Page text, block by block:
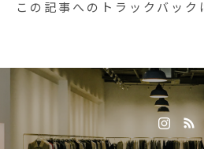
この記事へのトラックバック